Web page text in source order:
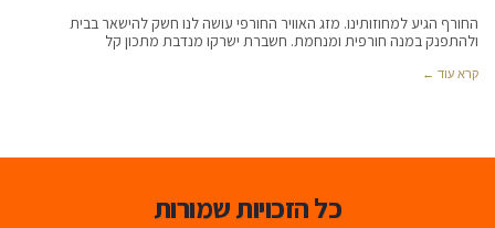
החורף הגיע למחוזותינו. מזג האוויר החורפי עושה לנו חשק להישאר בבית
ולהתפנק במנה חורפית ומנחמת. חשברת ישרקו מנדבת מתכון קל
קרא עוד ←
כל הזכויות שמורות